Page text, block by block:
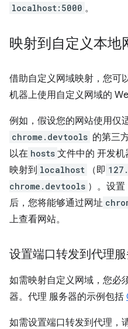
localhost:5000 。
映射到自定义本地
借助自定义网域映射，您可
机器上使用自定义网域的
例如，假设您的网站使用仅
chrome.devtools 的第三
以在 hosts 文件中的 开发
映射到 localhost （即
chrome.devtools ）。设
后，您将能够通过网址
上查看网站。
设置端口转发到代理
如需映射自定义网域，您必
器。代理 服务器的示例包括
如需设置端口转发到代理，